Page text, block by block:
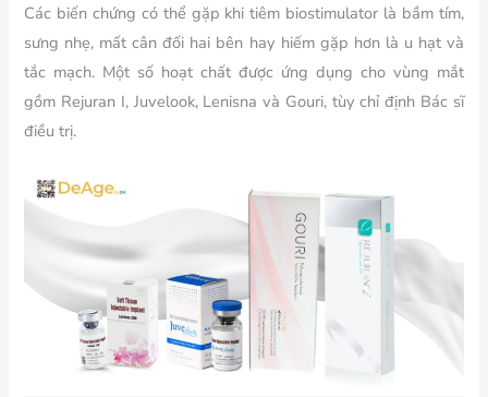
Các biến chứng có thể gặp khi tiêm biostimulator là bầm tím,
sưng nhẹ, mất cân đối hai bên hay hiếm gặp hơn là u hạt và
tắc mạch. Một số hoạt chất được ứng dụng cho vùng mắt
gồm Rejuran I, Juvelook, Lenisna và Gouri, tùy chỉ định Bác sĩ
điều trị.